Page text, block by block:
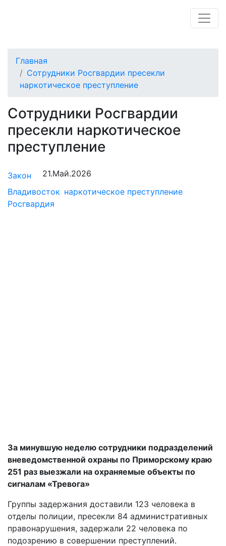
Главная
Сотрудники Росгвардии пресекли
наркотическое преступление
Сотрудники Росгвардии
пресекли наркотическое
преступление
Закон
21.Май.2026
Владивосток наркотическое преступление
Росгвардия
За минувшую неделю сотрудники подразделений
вневедомственной охраны по Приморскому краю
251 раз выезжали на охраняемые объекты по
сигналам «Тревога»
Группы задержания доставили 123 человека в
отделы полиции, пресекли 84 административных
правонарушения, задержали 22 человека по
подозрению в совершении преступлений.